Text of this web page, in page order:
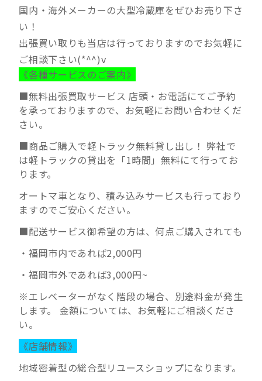
国内・海外メーカーの大型冷蔵庫をぜひお売り下さ
い！
出張買い取りも当店は行っておりますのでお気軽に
ご相談下さい(*^^)v
《各種サービスのご案内》
■無料出張買取サービス 店頭・お電話にてご予約
を承っておりますので、お気軽にお問い合わせくだ
さい。
■商品ご購入で軽トラック無料貸し出し！ 弊社で
は軽トラックの貸出を「1時間」無料にて行ってお
ります。
オートマ車となり、積み込みサービスも行っており
ますのでご安心ください。
■配送サービス御希望の方は、何点ご購入されても
・福岡市内であれば2,000円
・福岡市外であれば3,000円~
※エレベーターがなく階段の場合、別途料金が発生
します。 金額については、お気軽にご相談くださ
い。
《店舗情報》
地域密着型の総合型リユースショップになります。